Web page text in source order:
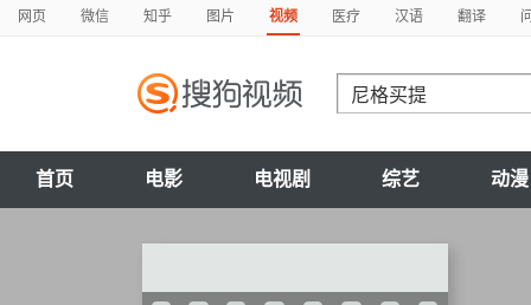
网页 微信 知乎 图片 视频 医疗 汉语 翻译
首页 电影 电视剧 综艺 动漫